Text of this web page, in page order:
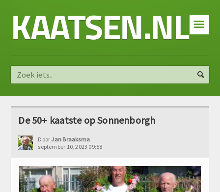
☰
KAATSEN.NL
De 50+ kaatste op Sonnenborgh
DoorJan Braaksma
september 10, 2023 09:58